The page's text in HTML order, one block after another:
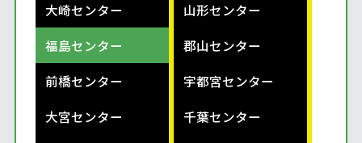
大崎センター
山形センター
福島センター
郡山センター
前橋センター
宇都宮センター
大宮センター
千葉センター